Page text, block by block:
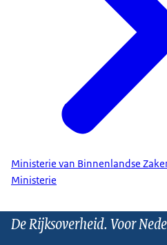
Ministerie van Binnenlandse
Ministerie
De Rijksoverheid. Voor